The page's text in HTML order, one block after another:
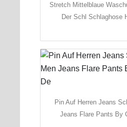
Stretch Mittelblaue
Der Schl Schlaghose
Pin Auf Herren Jeans
Jeans Flare Pants By